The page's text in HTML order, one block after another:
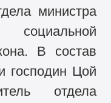
министра
социальной
В состав
господин Цой
отдела